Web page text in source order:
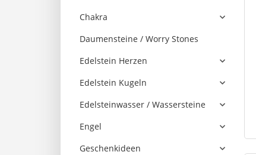
Chakra
Daumensteine / Worry Stones
Edelstein Herzen
Edelstein Kugeln
Edelsteinwasser / Wassersteine
Engel
Geschenkideen